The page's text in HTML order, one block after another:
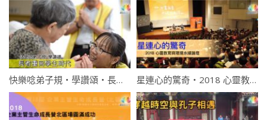
快樂唸弟子規・學讚頌・長者重回學生時代 星連心的驚奇・2018 心靈教育與環境永續論壇